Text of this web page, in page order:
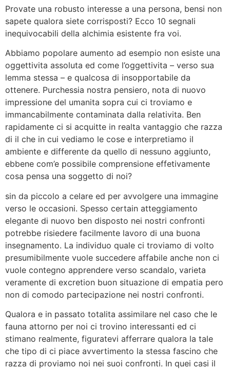
Provate una robusto interesse a una persona, bensi non
sapete qualora siete corrisposti? Ecco 10 segnali
inequivocabili della alchimia esistente fra voi.
Abbiamo popolare aumento ad esempio non esiste una
oggettivita assoluta ed come l’oggettivita – verso sua
lemma stessa – e qualcosa di insopportabile da
ottenere. Purchessia nostra pensiero, nota di nuovo
impressione del umanita sopra cui ci troviamo e
immancabilmente contaminata dalla relativita. Ben
rapidamente ci si acquitte in realta vantaggio che razza
di il che in cui vediamo le cose e interpretiamo il
ambiente e differente da quello di nessuno aggiunto,
ebbene com’e possibile comprensione effetivamente
cosa pensa una soggetto di noi?
sin da piccolo a celare ed per avvolgere una immagine
verso le occasioni. Spesso certain atteggiamento
elegante di nuovo ben disposto nei nostri confronti
potrebbe risiedere facilmente lavoro di una buona
insegnamento. La individuo quale ci troviamo di volto
presumibilmente vuole succedere affabile anche non ci
vuole contegno apprendere verso scandalo, varieta
veramente di excretion buon situazione di empatia pero
non di comodo partecipazione nei nostri confronti.
Qualora e in passato totalita assimilare nel caso che le
fauna attorno per noi ci trovino interessanti ed ci
stimano realmente, figuratevi afferrare qualora la tale
che tipo di ci piace avvertimento la stessa fascino che
razza di proviamo noi nei suoi confronti. In quei casi il